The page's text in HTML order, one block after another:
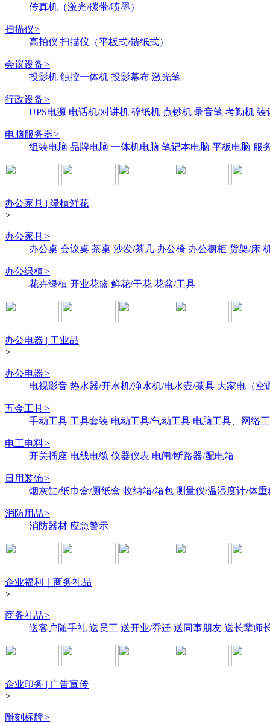
传真机（激光/碳带/喷墨）
扫描仪>
高拍仪 扫描仪（平板式/馈纸式）
会议设备>
投影机 触控一体机 投影幕布 激光笔
行政设备>
UPS电源 电话机/对讲机 碎纸机 点钞机 录音笔 考勤机 装
电脑服务器>
组装电脑 品牌电脑 一体机电脑 笔记本电脑 平板电脑 服
办公家具 | 绿植鲜花
>
办公家具>
办公桌 会议桌 茶桌 沙发/茶几 办公椅 办公橱柜 货架/床
办公绿植>
花卉绿植 开业花篮 鲜花/干花 花盆/工具
办公电器 | 工业品
>
办公电器>
电视影音 热水器/开水机/净水机/电水壶/茶具 大家电（空
五金工具>
手动工具 工具套装 电动工具/气动工具 电脑工具、网络
电工电料>
开关插座 电线电缆 仪器仪表 电闸/断路器/配电箱
日用装饰>
烟灰缸/纸巾盒/厕纸盒 收纳箱/箱包 测量仪/温湿度计/体重
消防用品>
消防器材 应急警示
企业福利｜商务礼品
>
商务礼品>
送客户随手礼 送员工 送开业/乔迁 送同事朋友 送长辈师
企业印务 | 广告宣传
>
雕刻标牌>